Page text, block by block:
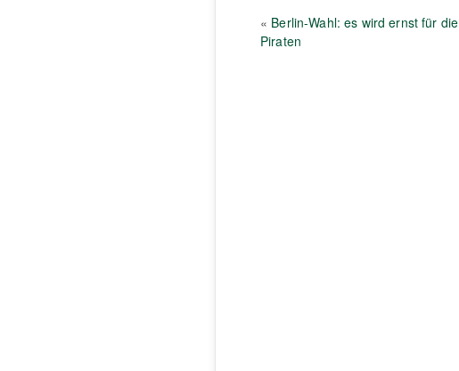
« Berlin-Wahl: es wird ernst für die
Piraten